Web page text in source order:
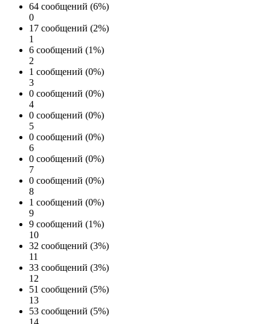
64 сообщений (6%)
0
17 сообщений (2%)
1
6 сообщений (1%)
2
1 сообщений (0%)
3
0 сообщений (0%)
4
0 сообщений (0%)
5
0 сообщений (0%)
6
0 сообщений (0%)
7
0 сообщений (0%)
8
1 сообщений (0%)
9
9 сообщений (1%)
10
32 сообщений (3%)
11
33 сообщений (3%)
12
51 сообщений (5%)
13
53 сообщений (5%)
14